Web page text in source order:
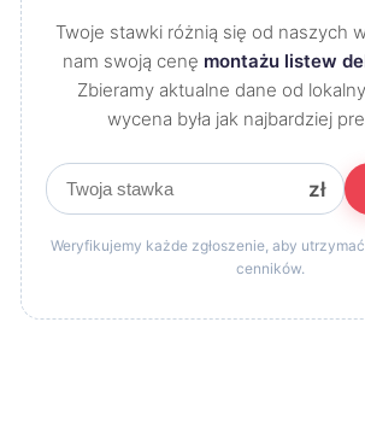
Twoje stawki różnią się od naszych
nam swoją cenę montażu listew
Zbieramy aktualne dane od
wycena była jak najbardziej
zł
Weryfikujemy każde zgłoszenie, aby
cenników.